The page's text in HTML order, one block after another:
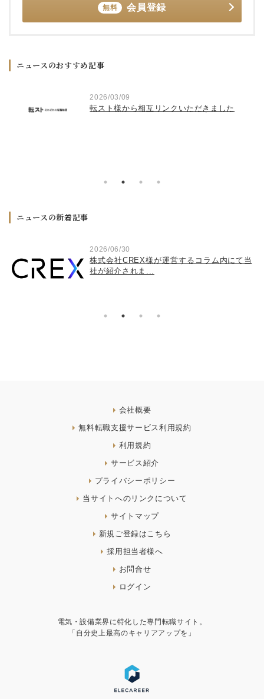
無料 会員登録
ニュースのおすすめ記事
2026/03/09
転スト様から相互リンクいただきました
ニュースの新着記事
2026/06/30
株式会社CREX様が運営するコラム内にて当
社が紹介されま...
会社概要
無料転職支援サービス利用規約
利用規約
サービス紹介
プライバシーポリシー
当サイトへのリンクについて
サイトマップ
新規ご登録はこちら
採用担当者様へ
お問合せ
ログイン
電気・設備業界に特化した専門転職サイト。
「自分史上最高のキャリアアップを」